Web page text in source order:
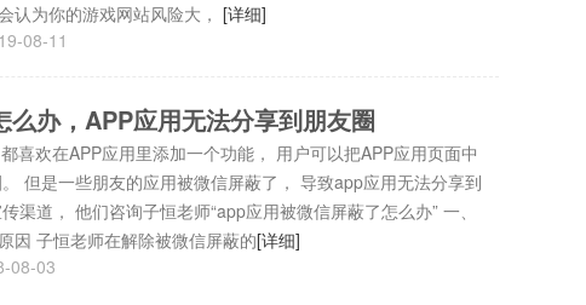
认为你的游戏网站风险大， [详细]
08-11
么办，APP应用无法分享到朋友圈
喜欢在APP应用里添加一个功能， 用户可以把APP应用页面中
但是一些朋友的应用被微信屏蔽了， 导致app应用无法分享到
渠道， 他们咨询子恒老师“app应用被微信屏蔽了怎么办” 一、
因 子恒老师在解除被微信屏蔽的[详细]
08-03